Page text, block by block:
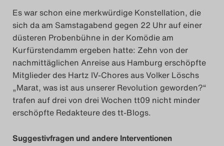
Das Theatertreffen-Blog
2015
Das Theatertreffen-Blog
2016
Das Theatertreffen-Blog
2017
Es war schon eine merkwürdige Konstellation, die
sich da am Samstagabend gegen 22 Uhr auf einer
düsteren Probenbühne in der Komödie am
Kurfürstendamm ergeben hatte: Zehn von der
nachmittäglichen Anreise aus Hamburg erschöpfte
Mitglieder des Hartz IV-Chores aus Volker Löschs
„Marat, was ist aus unserer Revolution geworden?“
trafen auf drei von drei Wochen tt09 nicht minder
erschöpfte Redakteure des tt-Blogs.
Suggestivfragen und andere Interventionen